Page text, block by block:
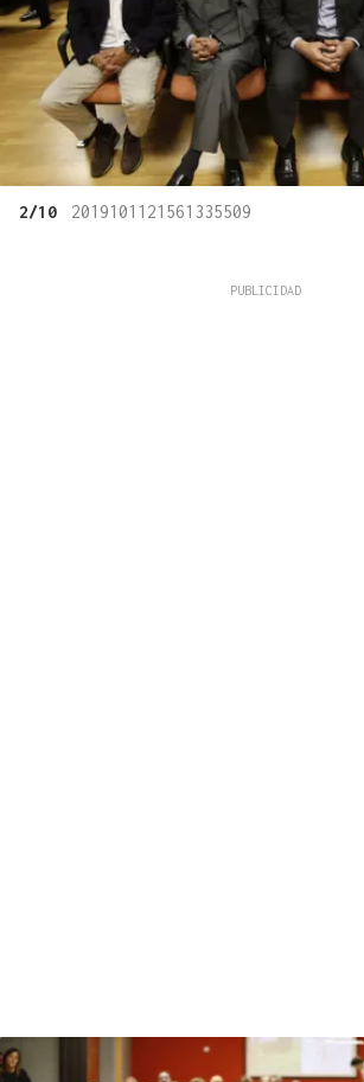
2/10 2019101121561335509